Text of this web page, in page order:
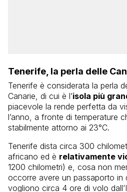
Tenerife, la perla delle
Tenerife è considerata la perla
Canarie, di cui è l’isola più
piacevole la rende perfetta da
l’anno, a fronte di temperature
stabilmente attorno ai 23°C.
Tenerife dista circa 300
africano ed è relativamente
1200 chilometri) e, cosa non
occorre avere un passaporto in
vogliono circa 4 ore di volo